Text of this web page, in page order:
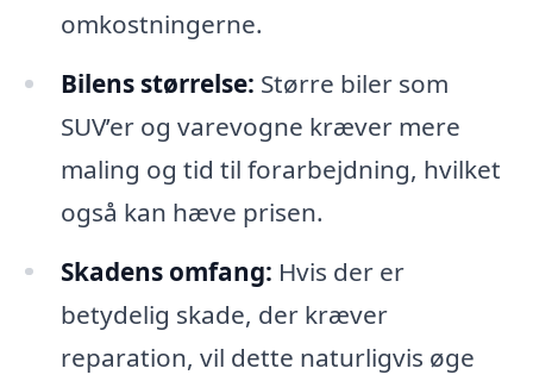
omkostningerne.
Bilens størrelse: Større biler som
SUV’er og varevogne kræver mere
maling og tid til forarbejdning, hvilket
også kan hæve prisen.
Skadens omfang: Hvis der er
betydelig skade, der kræver
reparation, vil dette naturligvis øge